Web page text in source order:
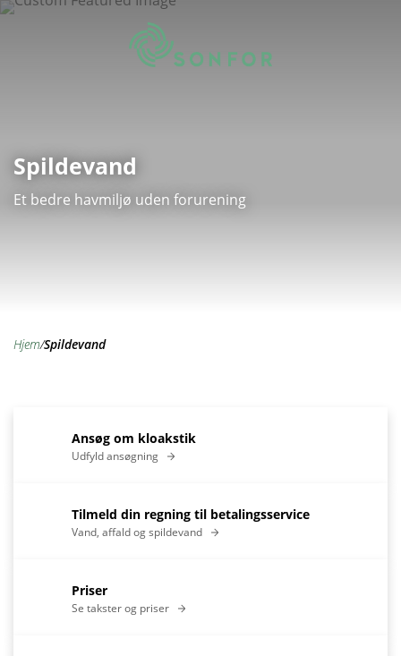
Spildevand
Et bedre havmiljø uden forurening
hjem/ Spildevand
Ansøg om kloakstik
Udfyld ansøgning
Tilmeld din regning til betalingsservice
Vand, affald og spildevand
Priser
Se takster og priser